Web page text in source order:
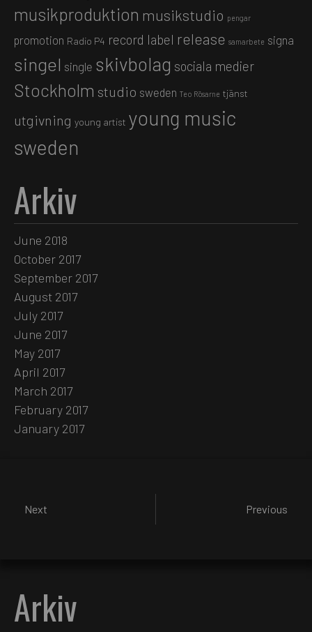
musikproduktion musikstudio pengar
promotion Radio P4 record label release samarbete signa
singel single skivbolag sociala medier
Stockholm studio sweden Teo Rösarne tjänst
utgivning young artist young music
sweden
Arkiv
June 2018
October 2017
September 2017
August 2017
July 2017
June 2017
May 2017
April 2017
March 2017
February 2017
January 2017
Next Previous
Arkiv